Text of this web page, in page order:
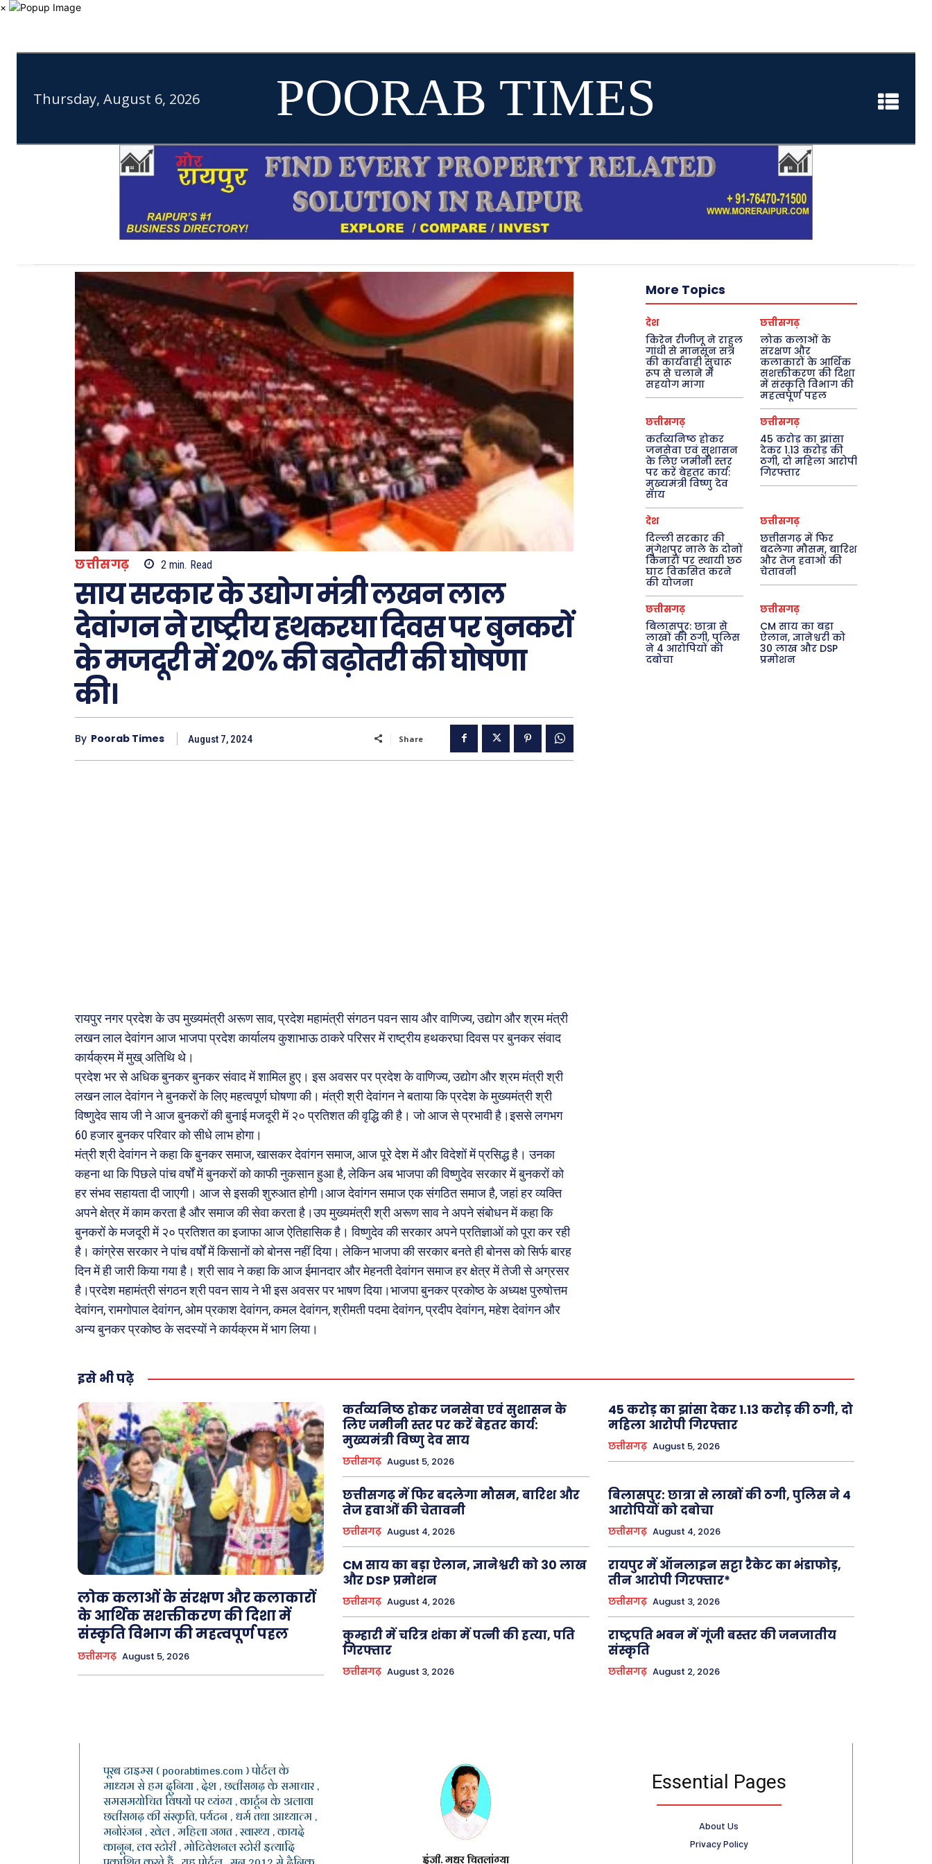
फ़िल्मी दुनिया
खेल
पर्यटन
जानकारी
Laptops
Mobiles
स्वास्थ्य
क़ायदे क़ानून जानकारी
कैरियर और शिक्षा
धर्म व अध्यात्म
Real Estate
महिला जगत
About Us Privacy Policy
×
Thursday, August 6, 2026 POORAB TIMES
छत्तीसगढ़ 2 min. Read
साय सरकार के उद्योग मंत्री लखन लाल
देवांगन ने राष्ट्रीय हथकरघा दिवस पर बुनकरों
के मजदूरी में 20% की बढ़ोतरी की घोषणा
की।
By Poorab Times August 7, 2024 Share
रायपुर नगर प्रदेश के उप मुख्यमंत्री अरूण साव, प्रदेश महामंत्री संगठन पवन साय और वाणिज्य, उद्योग और श्रम मंत्री
लखन लाल देवांगन आज भाजपा प्रदेश कार्यालय कुशाभाऊ ठाकरे परिसर में राष्ट्रीय हथकरघा दिवस पर बुनकर संवाद
कार्यक्रम में मुख् अतिथि थे।
प्रदेश भर से अधिक बुनकर बुनकर संवाद में शामिल हुए। इस अवसर पर प्रदेश के वाणिज्य, उद्योग और श्रम मंत्री श्री
लखन लाल देवांगन ने बुनकरों के लिए महत्वपूर्ण घोषणा की। मंत्री श्री देवांगन ने बताया कि प्रदेश के मुख्यमंत्री श्री
विष्णुदेव साय जी ने आज बुनकरों की बुनाई मजदूरी में २० प्रतिशत की वृद्धि की है। जो आज से प्रभावी है।इससे लगभग
60 हजार बुनकर परिवार को सीधे लाभ होगा।
मंत्री श्री देवांगन ने कहा कि बुनकर समाज, खासकर देवांगन समाज, आज पूरे देश में और विदेशों में प्रसिद्ध है। उनका
कहना था कि पिछले पांच वर्षों में बुनकरों को काफी नुकसान हुआ है, लेकिन अब भाजपा की विष्णुदेव सरकार में बुनकरों को
हर संभव सहायता दी जाएगी। आज से इसकी शुरुआत होगी।आज देवांगन समाज एक संगठित समाज है, जहां हर व्यक्ति
अपने क्षेत्र में काम करता है और समाज की सेवा करता है।उप मुख्यमंत्री श्री अरूण साव ने अपने संबोधन में कहा कि
बुनकरों के मजदूरी में २० प्रतिशत का इजाफा आज ऐतिहासिक है। विष्णुदेव की सरकार अपने प्रतिज्ञाओं को पूरा कर रही
है। कांग्रेस सरकार ने पांच वर्षों में किसानों को बोनस नहीं दिया। लेकिन भाजपा की सरकार बनते ही बोनस को सिर्फ बारह
दिन में ही जारी किया गया है। श्री साव ने कहा कि आज ईमानदार और मेहनती देवांगन समाज हर क्षेत्र में तेजी से अग्रसर
है।प्रदेश महामंत्री संगठन श्री पवन साय ने भी इस अवसर पर भाषण दिया।भाजपा बुनकर प्रकोष्ठ के अध्यक्ष पुरुषोत्तम
देवांगन, रामगोपाल देवांगन, ओम प्रकाश देवांगन, कमल देवांगन, श्रीमती पदमा देवांगन, प्रदीप देवांगन, महेश देवांगन और
अन्य बुनकर प्रकोष्ठ के सदस्यों ने कार्यक्रम में भाग लिया।
More Topics
देश
किरेन रीजीजू ने राहुल
गांधी से मानसून सत्र
की कार्यवाही सुचारू
रूप से चलाने में
सहयोग मांगा
छत्तीसगढ़
लोक कलाओं के
संरक्षण और
कलाकारों के आर्थिक
सशक्तीकरण की दिशा
में संस्कृति विभाग की
महत्वपूर्ण पहल
छत्तीसगढ़
कर्तव्यनिष्ठ होकर
जनसेवा एवं सुशासन
के लिए जमीनी स्तर
पर करें बेहतर कार्य:
मुख्यमंत्री विष्णु देव
साय
छत्तीसगढ़
45 करोड़ का झांसा
देकर 1.13 करोड़ की
ठगी, दो महिला आरोपी
गिरफ्तार
देश
दिल्ली सरकार की
मुंगेशपुर नाले के दोनों
किनारों पर स्थायी छठ
घाट विकसित करने
की योजना
छत्तीसगढ़
छत्तीसगढ़ में फिर
बदलेगा मौसम, बारिश
और तेज हवाओं की
चेतावनी
छत्तीसगढ़
बिलासपुर: छात्रा से
लाखों की ठगी, पुलिस
ने 4 आरोपियों को
दबोचा
छत्तीसगढ़
CM साय का बड़ा
ऐलान, ज्ञानेश्वरी को
30 लाख और DSP
प्रमोशन
इसे भी पढ़े
लोक कलाओं के संरक्षण और कलाकारों
के आर्थिक सशक्तीकरण की दिशा में
संस्कृति विभाग की महत्वपूर्ण पहल
छत्तीसगढ़ August 5, 2026
कर्तव्यनिष्ठ होकर जनसेवा एवं सुशासन के
लिए जमीनी स्तर पर करें बेहतर कार्य:
मुख्यमंत्री विष्णु देव साय
छत्तीसगढ़ August 5, 2026
45 करोड़ का झांसा देकर 1.13 करोड़ की ठगी, दो
महिला आरोपी गिरफ्तार
छत्तीसगढ़ August 5, 2026
छत्तीसगढ़ में फिर बदलेगा मौसम, बारिश और
तेज हवाओं की चेतावनी
छत्तीसगढ़ August 4, 2026
बिलासपुर: छात्रा से लाखों की ठगी, पुलिस ने 4
आरोपियों को दबोचा
छत्तीसगढ़ August 4, 2026
CM साय का बड़ा ऐलान, ज्ञानेश्वरी को 30 लाख
और DSP प्रमोशन
छत्तीसगढ़ August 4, 2026
रायपुर में ऑनलाइन सट्टा रैकेट का भंडाफोड़,
तीन आरोपी गिरफ्तार*
छत्तीसगढ़ August 3, 2026
कुम्हारी में चरित्र शंका में पत्नी की हत्या, पति
गिरफ्तार
छत्तीसगढ़ August 3, 2026
राष्ट्रपति भवन में गूंजी बस्तर की जनजातीय
संस्कृति
छत्तीसगढ़ August 2, 2026
पूरब टाइम्स ( poorabtimes.com ) पोर्टल के
माध्यम से हम दुनिया , देश , छत्तीसगढ़ के समाचार ,
समसमयोचित विषयों पर व्यंग्य , कार्टून के अलावा
छत्तीसगढ़ की संस्कृति, पर्यटन , धर्म तथा आध्यात्म ,
मनोरंजन , खेल , महिला जगत , स्वास्थ्य , कायदे
कानून, लव स्टोरी , मोटिवेशनल स्टोरी इत्यादि
इंजी. मधुर चितलांग्या
Essential Pages
About Us
Privacy Policy